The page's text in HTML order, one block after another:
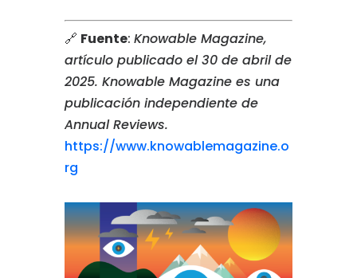
🔗 Fuente: Knowable Magazine,
artículo publicado el30 de abrilde
2025. Knowable Magazine es una
publicación independiente de
AnnualReviews.
https://www.knowablemagazine.o
rg